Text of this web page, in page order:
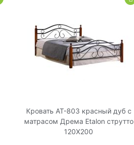
Кровать AT-803 красный дуб с
матрасом Дрема Etalon струтто
120Х200